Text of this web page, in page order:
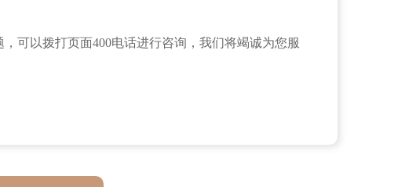
可以拨打页面400电话进行咨询，我们将竭诚为您服